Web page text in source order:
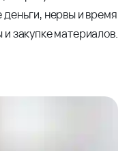
нервы и время
закупке материалов.